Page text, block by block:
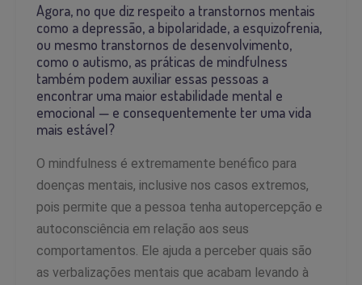
Agora, no que diz respeito a transtornos mentais
como a depressão, a bipolaridade, a esquizofrenia,
ou mesmo transtornos de desenvolvimento,
como o autismo, as práticas de mindfulness
também podem auxiliar essas pessoas a
encontrar uma maior estabilidade mental e
emocional — e consequentemente ter uma vida
mais estável?
O mindfulness é extremamente benéfico para
doenças mentais, inclusive nos casos extremos,
pois permite que a pessoa tenha autopercepção e
autoconsciência em relação aos seus
comportamentos. Ele ajuda a perceber quais são
as verbalizações mentais que acabam levando à